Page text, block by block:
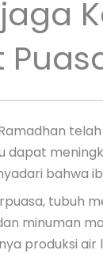
dapat
bahwa
tubuh
minuman
produksi